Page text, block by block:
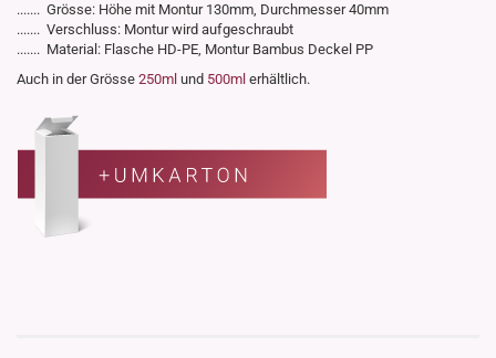
....... Grösse: Höhe mit Montur 130mm, Durchmesser 40mm
....... Verschluss: Montur wird aufgeschraubt
....... Material: Flasche HD-PE, Montur Bambus Deckel PP
Auch in der Grösse 250ml und 500ml erhältlich.